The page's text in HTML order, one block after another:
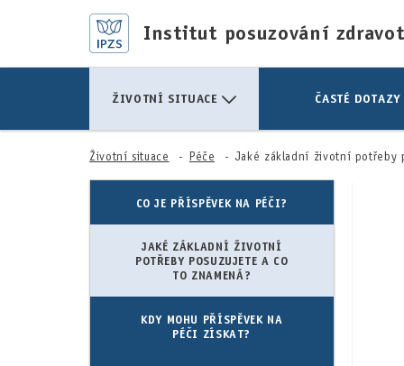
Institut posuzování
ŽIVOTNÍ SITUACE ČASTÉ DOTAZY
Životní situace Péče Jaké základní životní potřeby posuzujete
CO JE PŘÍSPĚVEK NA PÉČI?
JAKÉ ZÁKLADNÍ ŽIVOTNÍ
POTŘEBY POSUZUJETE A CO
TO ZNAMENÁ?
KDY MOHU PŘÍSPĚVEK NA
PÉČI ZÍSKAT?